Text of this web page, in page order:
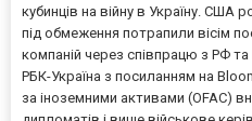
кубинців на війну в Україну. США
під обмеження потрапили вісім
компаній через співпрацю з РФ
РБК-Україна з посиланням на
за іноземними активами (OFAC)